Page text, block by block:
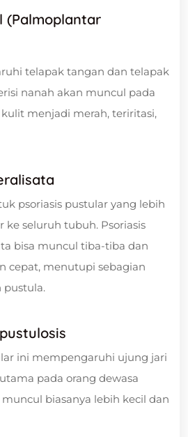
(Palmoplantar
telapak tangan dan telapak
nanah akan muncul pada
menjadi merah, teriritasi,
psoriasis pustular yang lebih
ke seluruh tubuh. Psoriasis
bisa muncul tiba-tiba dan
cepat, menutupi sebagian
pustula.
ini mempengaruhi ujung jari
pada orang dewasa
biasanya lebih kecil dan